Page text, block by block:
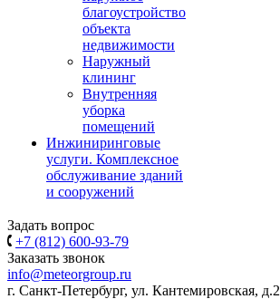
благоустройство
объекта
недвижимости
Наружный
клининг
Внутренняя
уборка
помещений
Инжиниринговые
услуги. Комплексное
обслуживание зданий
и сооружений
Задать вопрос
+7 (812) 600-93-79
Заказать звонок
info@meteorgroup.ru
г. Санкт-Петербург, ул. Кантемировская, д.2